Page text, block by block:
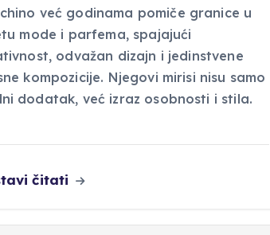
već godinama pomiče granice u
mode i parfema, spajajući
odvažan dizajn i jedinstvene
kompozicije. Njegovi mirisi nisu samo
dodatak, već izraz osobnosti i stila.
čitati